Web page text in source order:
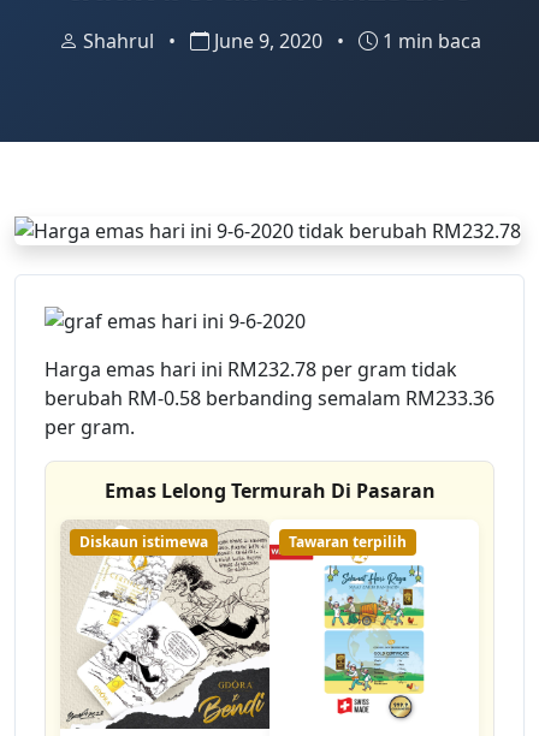
Shahrul • June 9, 2020 • 1 min baca
Harga emas hari ini RM232.78 per gram tidak
berubah RM-0.58 berbanding semalam RM233.36
per gram.
Emas Lelong Termurah Di Pasaran
Diskaun istimewa Tawaran terpilih